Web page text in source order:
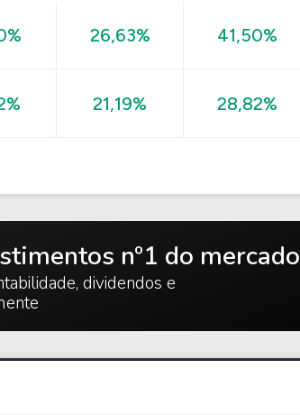
26,63% 41,50%
21,19% 28,82%
nº1 do mercado
dividendos e